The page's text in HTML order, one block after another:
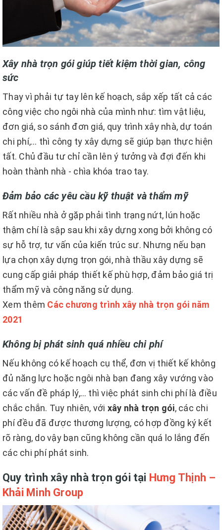
Xây nhà trọn gói giúp tiết kiệm thời gian, công
sức
Thay vì phải tự tay lên kế hoạch, sắp xếp tất cả các
công việc cho ngôi nhà của mình như: tìm vật liệu,
đơn giá, so sánh đơn giá, quy trình xây nhà, dự toán
chi phí,… thì công ty xây dựng sẽ giúp bạn thực hiện
tất. Chủ đầu tư chỉ cần lên ý tưởng và đợi đến khi
hoàn thành nhà - chìa khóa trao tay.
Đảm bảo các yêu cầu kỹ thuật và thẩm mỹ
Rất nhiều nhà ở gặp phải tình trạng nứt, lún hoặc
thậm chí là sập sau khi xây dựng xong bởi không có
sự hỗ trợ, tư vấn của kiến trúc sư. Nhưng nếu bạn
lựa chọn xây dựng trọn gói, nhà thầu xây dựng sẽ
cung cấp giải pháp thiết kế phù hợp, đảm bảo giá trị
thẩm mỹ và công năng sử dụng.
Xem thêm Các chương trình xây nhà trọn gói năm
2021
Không bị phát sinh quá nhiều chi phí
Nếu không có kế hoạch cụ thể, đơn vị thiết kế không
đủ năng lực hoặc ngôi nhà bạn đang xây vướng vào
các vấn đề pháp lý,… thì việc phát sinh chi phí là điều
chắc chắn. Tuy nhiên, với xây nhà trọn gói, các chi
phí đều đã được thương lượng, có hợp đồng ký kết
rõ ràng, do vậy bạn cũng không cần quá lo lắng đến
các chi phí phát sinh.
Quy trình xây nhà trọn gói tại Hưng Thịnh –
Khải Minh Group